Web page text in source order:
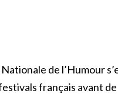
de l’Humour
français avant de